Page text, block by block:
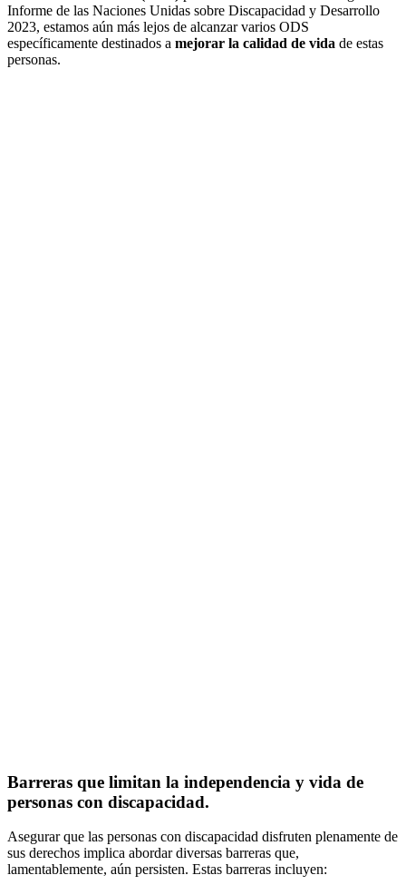
Informe de las Naciones Unidas sobre Discapacidad y Desarrollo
2023, estamos aún más lejos de alcanzar varios ODS
específicamente destinados a mejorar la calidad de vida de estas
personas.
Barreras que limitan la independencia y vida de
personas con discapacidad.
Asegurar que las personas con discapacidad disfruten plenamente de
sus derechos implica abordar diversas barreras que,
lamentablemente, aún persisten. Estas barreras incluyen: